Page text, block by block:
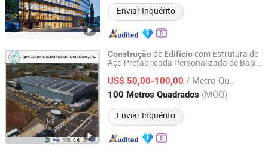
Enviar Inquérito
Construçãode Edifíciocom Estrutura de
Aço Prefabricada Personalizada de Baixo
US$ 50,00-100,00 / Metro Quadrado
100 Metros Quadrados (MOQ)
Enviar Inquérito
Qingdao Jinhongrui Steel Structure Co., Ltd.
Shandong, China Desde 2020